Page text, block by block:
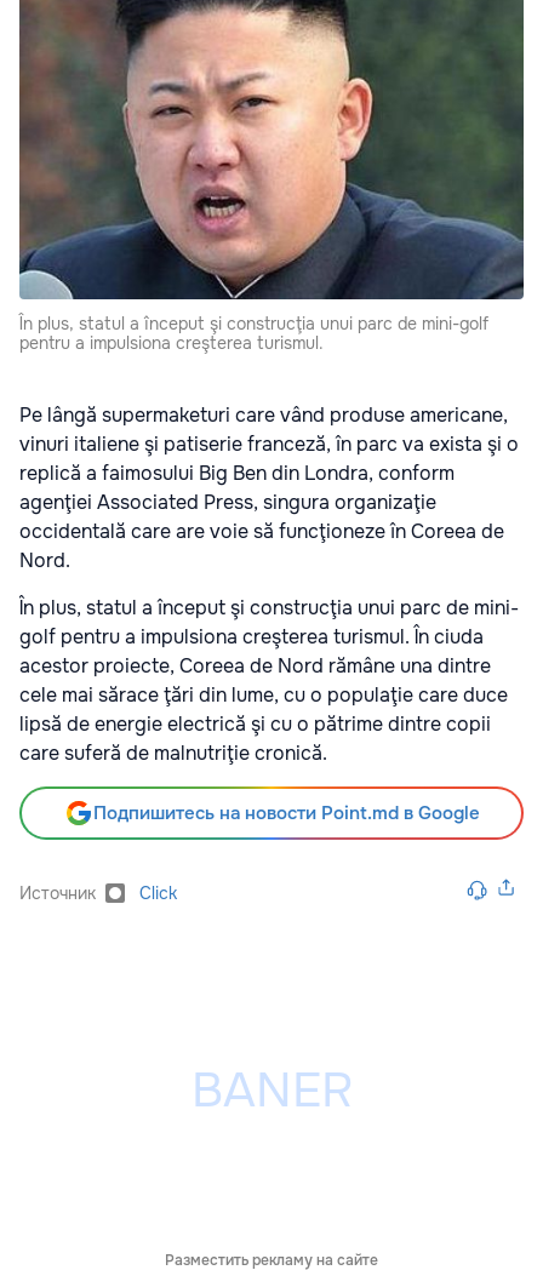
În plus, statul a început şi construcţia unui parc de mini-golf
pentru a impulsiona creşterea turismul.
Pe lângă supermaketuri care vând produse americane,
vinuri italiene şi patiserie franceză, în parc va exista şi o
replică a faimosului Big Ben din Londra, conform
agenţiei Associated Press, singura organizaţie
occidentală care are voie să funcţioneze în Coreea de
Nord.
În plus, statul a început şi construcţia unui parc de mini-
golf pentru a impulsiona creşterea turismul. În ciuda
acestor proiecte, Coreea de Nord rămâne una dintre
cele mai sărace ţări din lume, cu o populaţie care duce
lipsă de energie electrică şi cu o pătrime dintre copii
care suferă de malnutriţie cronică.
Подпишитесь на новости Point.md в Google
Источник Click
Разместить рекламу на сайте